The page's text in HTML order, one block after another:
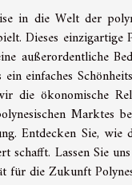
in die Welt der
Dieses
außerordentliche
einfaches
die ökonomische
Marktes
Entdecken Sie,
schafft. Lassen Sie
für die Zukunft